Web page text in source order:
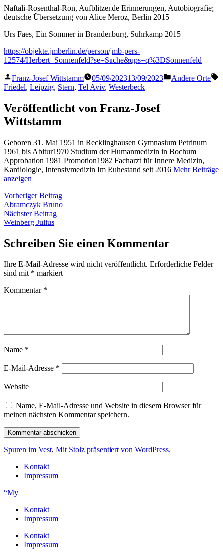
Naftali-Rosenthal-Ron, Aufblitzende Erinnerungen, Autobiografie;
deutsche Übersetzung von Alice Meroz, Berlin 2015
Urs Faes, Ein Sommer in Brandenburg, Suhrkamp 2015
https://objekte.jmberlin.de/person/jmb-pers-
12574/Herbert+Sonnenfeld?se=Suche&qps=q%3DSonnenfeld
Veröffentlicht
von
Franz-Josef Wittstamm 05/09/202313/09/2023
Veröffentlicht
Andere Orte
Friedel, Leipzig, Stern, Tel Aviv, Westerbeck
Veröffentlicht von Franz-Josef
Wittstamm
Geboren 31. Mai 1951 in Recklinghausen Gymnasium Petrinum
1961 bis Abitur1970 Studium der Humanmedizin in Bochum
Approbation 1981 Promotion1982 Facharzt für Innere Medizin,
Kardiologie, Intensivmedizin Im Ruhestand seit 2016 Mehr Beiträge
anzeigen
Beitragsnavigation
Vorheriger BeitragVorheriger
Beitrag:
Abramczyk Bruno
Nächster BeitragNächster
Weinberg Julius
Schreiben Sie einen Kommentar
Ihre E-Mail-Adresse wird nicht veröffentlicht. Erforderliche Felder
sind mit * markiert
Kommentar *
Name *
E-Mail-Adresse *
Website
Name, E-Mail-Adresse und Website in diesem Browser für
meinen nächsten Kommentar speichern.
Spuren im Vest, Mit Stolz präsentiert von WordPress.
Kontakt
Impressum
“My
Kontakt
Impressum
Kontakt
Impressum